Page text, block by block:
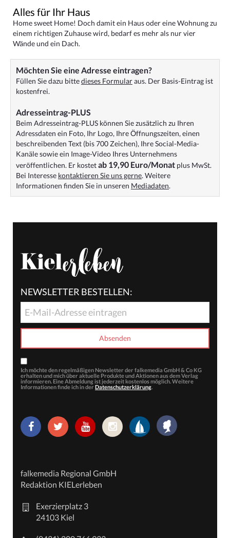
Alles für Ihr Haus
Home sweet Home! Doch damit ein Haus oder eine Wohnung zu
einem richtigen Zuhause wird, bedarf es mehr als nur vier
Wände und ein Dach.
Möchten Sie eine Adresse eintragen?
Füllen Sie dazu bittedieses Formularaus. Der Basis-Eintrag ist
kostenfrei.
Adresseintrag-PLUS
Beim Adresseintrag-PLUS können Sie zusätzlich zu Ihren
Adressdaten ein Foto, Ihr Logo, Ihre Öffnungszeiten, einen
beschreibenden Text (bis 700 Zeichen), Ihre Social-Media-
Kanäle sowie ein Image-Video Ihres Unternehmens
veröffentlichen. Er kostetab 19,90 Euro/Monat plus MwSt.
Bei Interesse kontaktieren Sie uns gerne. Weitere
Informationen finden Sie in unseren Mediadaten.
NEWSLETTER BESTELLEN:
Ich möchte den regelmäßigen Newsletter der falkemedia GmbH & Co KG
erhalten und mich über aktuelle Produkte und Aktionen aus dem Verlag
informieren. Eine Abmeldung ist jederzeit kostenlos möglich. Weitere
Informationen finde ich in der Datenschutzerklärung.
falkemedia Regional GmbH
Redaktion KIELerleben
Exerzierplatz 3
24103 Kiel